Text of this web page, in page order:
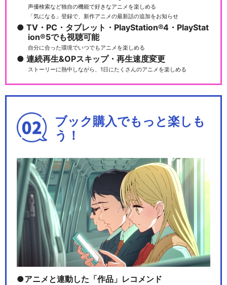
声優検索など独自の機能で好きなアニメを楽しめる
「気になる」登録で、新作アニメの最新話の追加をお知らせ
TV・PC・タブレット・PlayStation®4・PlayStat
ion®5でも視聴可能
自分に合った環境でいつでもアニメを楽しめる
連続再生&OPスキップ・再生速度変更
ストーリーに熱中しながら、1日にたくさんのアニメを楽しめる
ブック購入でもっと楽しも
う！
アニメと連動した「作品」レコメンド